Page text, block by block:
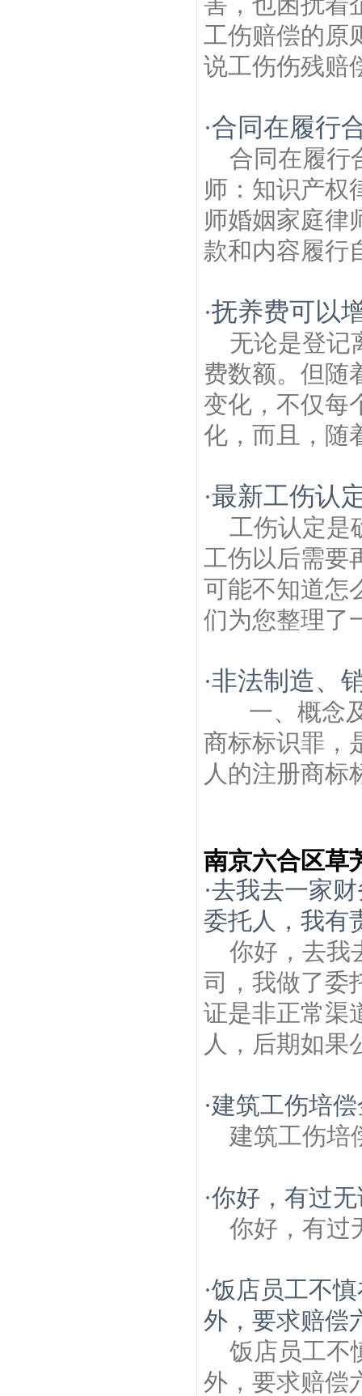
工伤赔偿的原
说工伤伤残赔
·合同在履行
合同在履行
师：知识产权
师婚姻家庭律
款和内容履行
·抚养费可以
无论是登记
费数额。但随
变化，不仅每
化，而且，随
·最新工伤认
工伤认定是
工伤以后需要
可能不知道怎
们为您整理了
·非法制造、
一、概念
商标标识罪，
人的注册商标
南京六合区草
·去我去一家
委托人，我有
你好，去我
司，我做了委
证是非正常渠
人，后期如果
·建筑工伤培
建筑工伤培
·你好，有过
你好，有过
·饭店员工不
外，要求赔偿
饭店员工不
外，要求赔偿